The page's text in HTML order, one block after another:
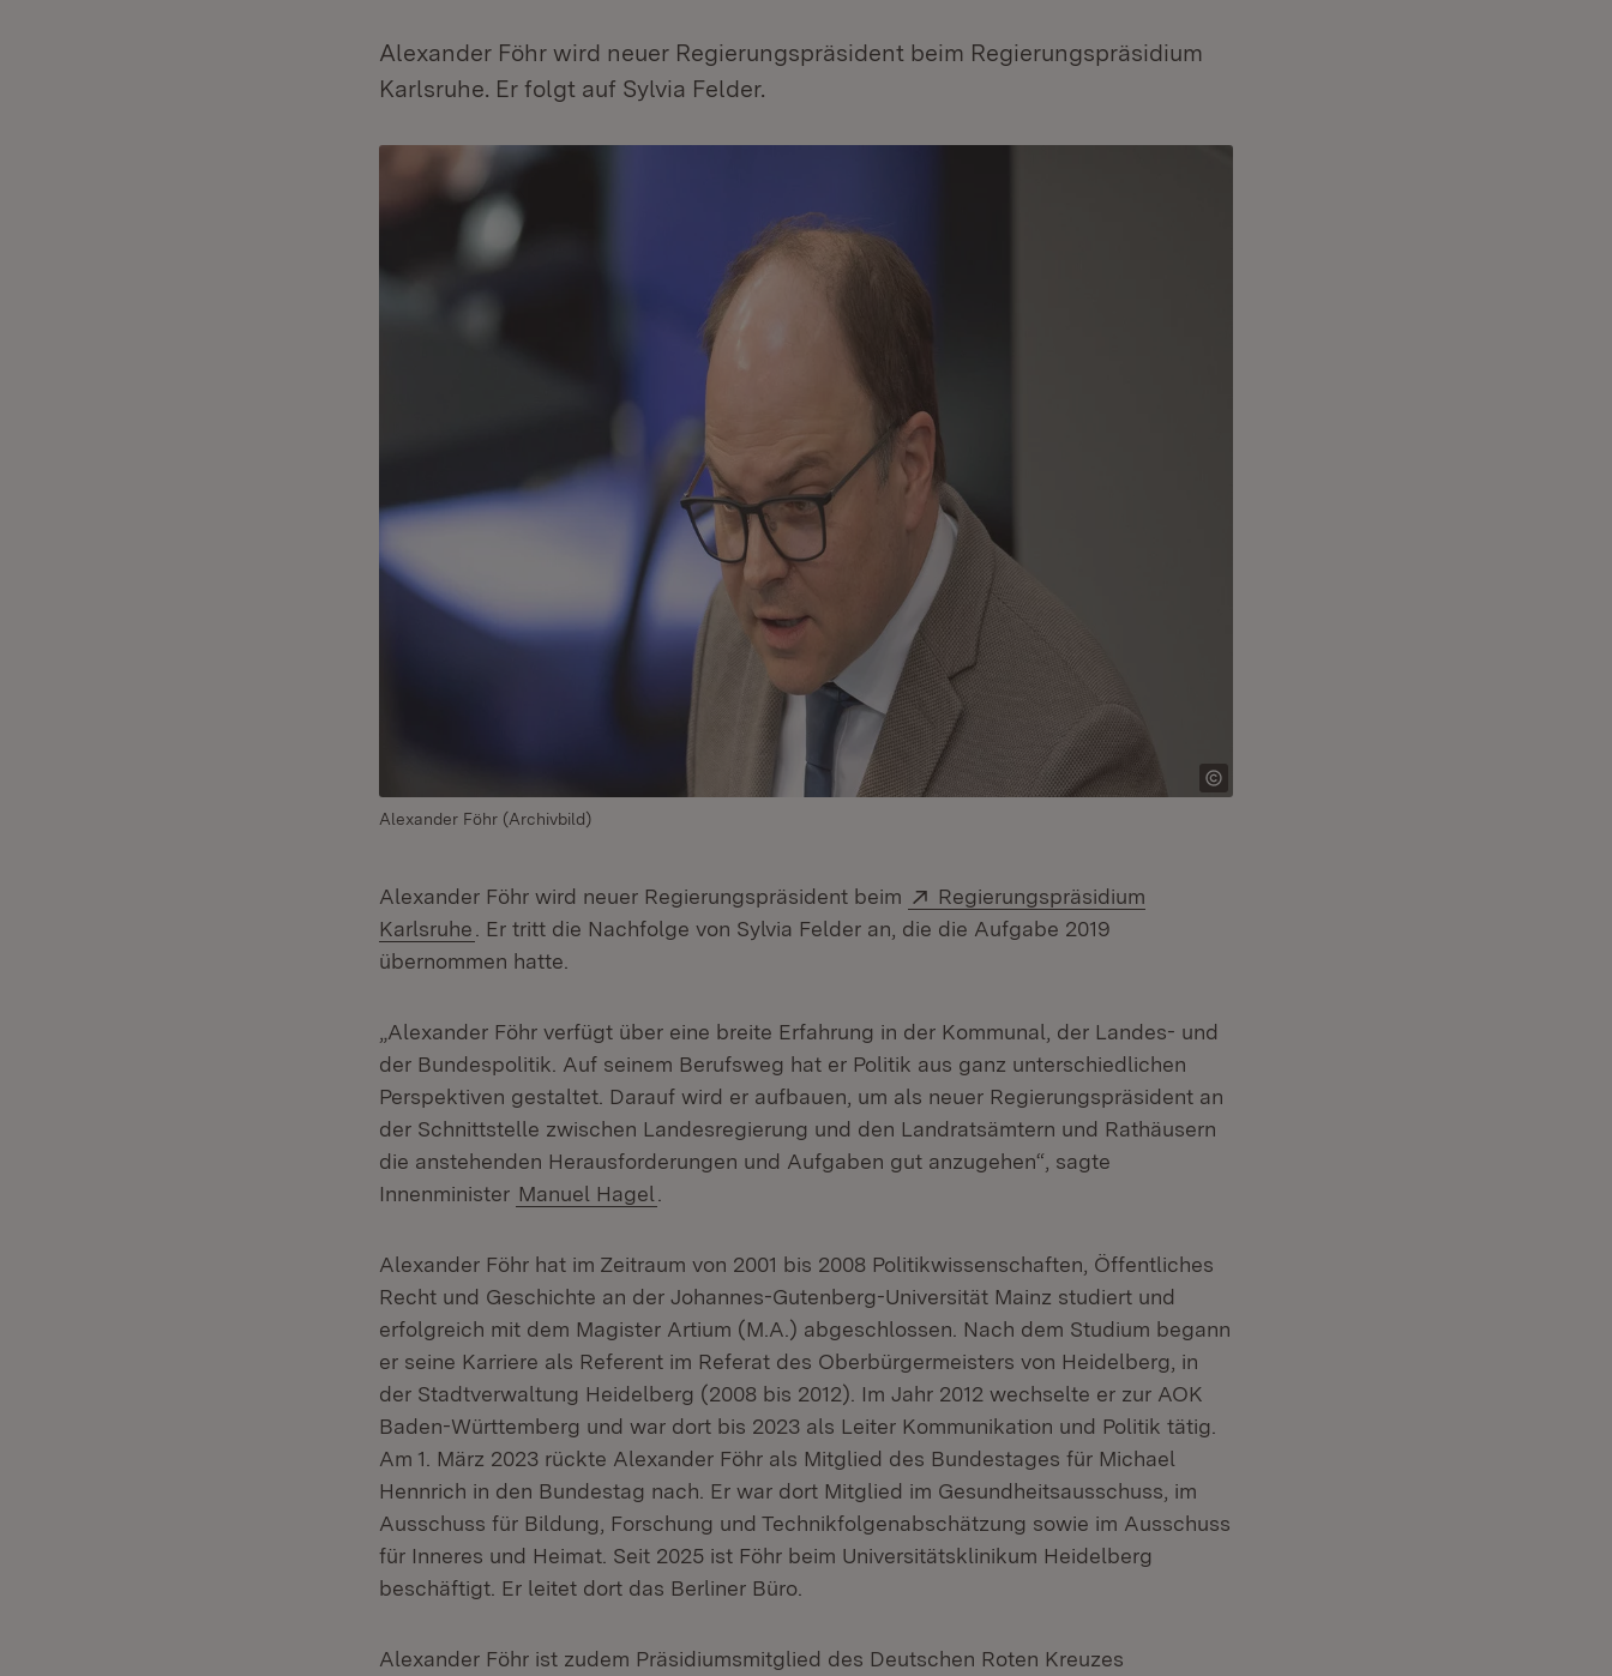
Alexander Föhr wird neuer Regierungspräsident beim Regierungspräsidium
Karlsruhe. Er folgt auf Sylvia Felder.
Alexander Föhr (Archivbild)
Alexander Föhr wird neuer Regierungspräsident beim Extern:
Regierungspräsidium
Karlsruhe (Öffnet in neuem Fenster)
. Er tritt die Nachfolge von Sylvia Felder an, die die Aufgabe 2019
übernommen hatte.
„Alexander Föhr verfügt über eine breite Erfahrung in der Kommunal, der Landes- und
der Bundespolitik. Auf seinem Berufsweg hat er Politik aus ganz unterschiedlichen
Perspektiven gestaltet. Darauf wird er aufbauen, um als neuer Regierungspräsident an
der Schnittstelle zwischen Landesregierung und den Landratsämtern und Rathäusern
die anstehenden Herausforderungen und Aufgaben gut anzugehen“, sagte
Innenminister Manuel Hagel
Alexander Föhr hat im Zeitraum von 2001 bis 2008 Politikwissenschaften, Öffentliches
Recht und Geschichte an der Johannes-Gutenberg-Universität Mainz studiert und
erfolgreich mit dem Magister Artium (M.A.) abgeschlossen. Nach dem Studium begann
er seine Karriere als Referent im Referat des Oberbürgermeisters von Heidelberg, in
der Stadtverwaltung Heidelberg (2008 bis 2012). Im Jahr 2012 wechselte er zur AOK
Baden-Württemberg und war dort bis 2023 als Leiter Kommunikation und Politik tätig.
Am 1. März 2023 rückte Alexander Föhr als Mitglied des Bundestages für Michael
Hennrich in den Bundestag nach. Er war dort Mitglied im Gesundheitsausschuss, im
Ausschuss für Bildung, Forschung und Technikfolgenabschätzung sowie im Ausschuss
für Inneres und Heimat. Seit 2025 ist Föhr beim Universitätsklinikum Heidelberg
beschäftigt. Er leitet dort das Berliner Büro.
Alexander Föhr ist zudem Präsidiumsmitglied des Deutschen Roten Kreuzes